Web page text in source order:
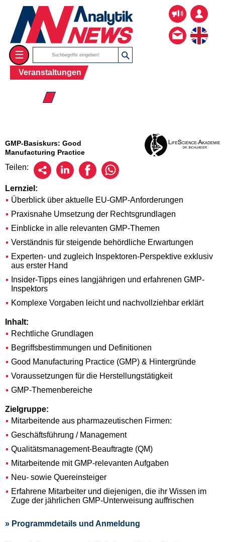
☰
Veranstaltungen
☰ 2026
GMP-Basiskurs: Good
Manufacturing Practice
Teilen:
Lernziel:
Überblick über aktuelle EU-GMP-Anforderungen
Praxisnahe Umsetzung der Rechtsgrundlagen
Einblicke in alle relevanten GMP-Themen
Verständnis für steigende behördliche Erwartungen
Experten- und zugleich Inspektoren-Perspektive exklusiv
aus erster Hand
Insider-Tipps eines langjährigen und erfahrenen GMP-
Inspektors
Komplexe Vorgaben leicht und nachvollziehbar erklärt
Inhalt:
Rechtliche Grundlagen
Begriffsbestimmungen und Definitionen
Good Manufacturing Practice (GMP) & Hintergründe
Voraussetzungen für die Herstellungstätigkeit
GMP-Themenbereiche
Zielgruppe:
Mitarbeitende aus pharmazeutischen Firmen:
Geschäftsführung / Management
Qualitätsmanagement-Beauftragte (QM)
Mitarbeitende mit GMP-relevanten Aufgaben
Neu- sowie Quereinsteiger
Erfahrene Mitarbeiter und diejenigen, die ihr Wissen im
Zuge der jährlichen GMP-Unterweisung auffrischen
» Programmdetails und Anmeldung